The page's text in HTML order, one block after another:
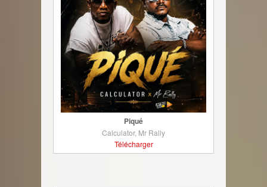
Piqué
Calculator, Mr Rally
Télécharger